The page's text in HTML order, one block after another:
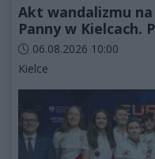
Akt wandalizmu
Panny w Kielcach.
Data dodania artykułu:
06.08.2026 10:00
Kategorie artykułu:
Kielce